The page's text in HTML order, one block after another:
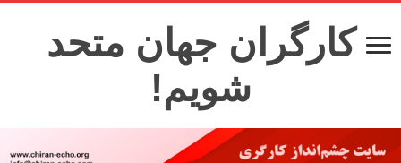
کارگران جهان متحد
شویم!